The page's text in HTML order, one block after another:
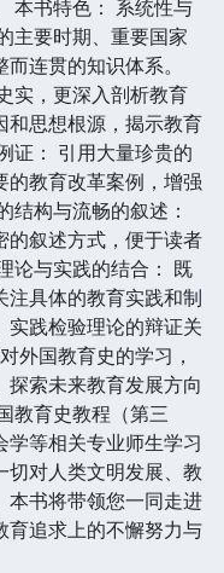
本书特色： 系统性与
主要时期、重要国家
连贯的知识体系。
实，更深入剖析教育
和思想根源，揭示教育
证： 引用大量珍贵的
的教育改革案例，增强
结构与流畅的叙述：
的叙述方式，便于读者
论与实践的结合： 既
注具体的教育实践和制
实践检验理论的辩证关
外国教育史的学习，
索未来教育发展方向
教育史教程（第三
等相关专业师生学习
切对人类文明发展、教
本书将带领您一同走进
育追求上的不懈努力与